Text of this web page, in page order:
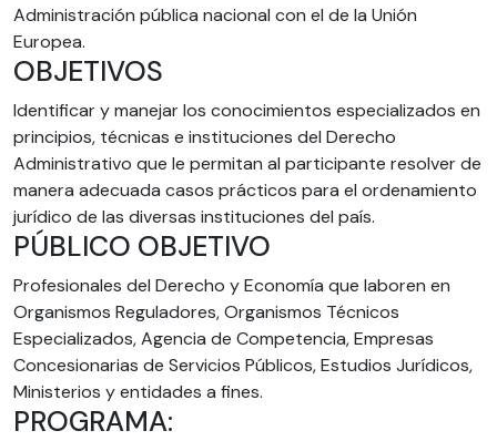
Administración pública nacional con el de la Unión
Europea.
OBJETIVOS
Identificar y manejar los conocimientos especializados en
principios, técnicas e instituciones del Derecho
Administrativo que le permitan al participante resolver de
manera adecuada casos prácticos para el ordenamiento
jurídico de las diversas instituciones del país.
PÚBLICO OBJETIVO
Profesionales del Derecho y Economía que laboren en
Organismos Reguladores, Organismos Técnicos
Especializados, Agencia de Competencia, Empresas
Concesionarias de Servicios Públicos, Estudios Jurídicos,
Ministerios y entidades a fines.
PROGRAMA: